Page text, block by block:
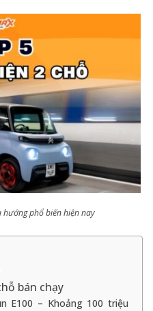
hướng phổ biến hiện nay
bán chạy
E100 – Khoảng 100 triệu